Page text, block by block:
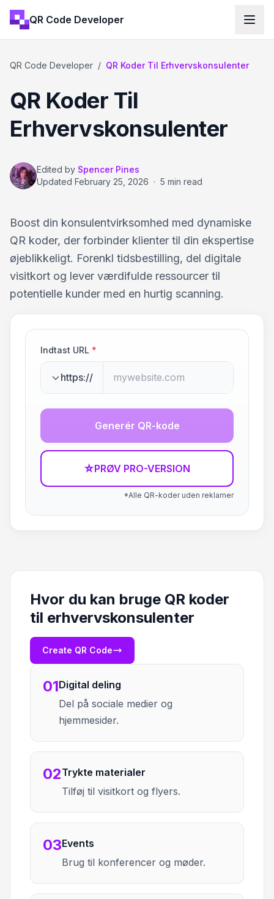
QR Code Developer
QR Code Developer / QR Koder Til Erhvervskonsulenter
QR Koder Til
Erhvervskonsulenter
Edited by Spencer Pines
Updated February 25, 2026 · 5 min read
Boost din konsulentvirksomhed med dynamiske
QR koder, der forbinder klienter til din ekspertise
øjeblikkeligt. Forenkl tidsbestilling, del digitale
visitkort og lever værdifulde ressourcer til
potentielle kunder med en hurtig scanning.
Indtast URL *
https://
Generér QR-kode
☆PRØV PRO-VERSION
*Alle QR-koder uden reklamer
Hvor du kan bruge QR koder
til erhvervskonsulenter
Create QR Code
01Digital deling
Del på sociale medier og
hjemmesider.
02Trykte materialer
Tilføj til visitkort og flyers.
03Events
Brug til konferencer og møder.